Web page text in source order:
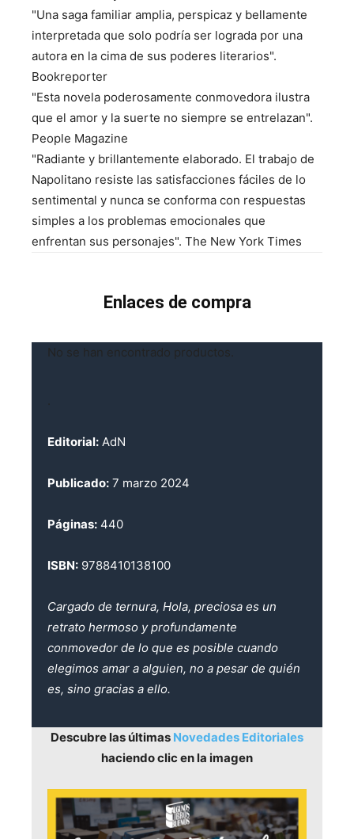
"Una saga familiar amplia, perspicaz y bellamente
interpretada que solo podría ser lograda por una
autora en la cima de sus poderes literarios".
Bookreporter
"Esta novela poderosamente conmovedora ilustra
que el amor y la suerte no siempre se entrelazan".
People Magazine
"Radiante y brillantemente elaborado. El trabajo de
Napolitano resiste las satisfacciones fáciles de lo
sentimental y nunca se conforma con respuestas
simples a los problemas emocionales que
enfrentan sus personajes". The New York Times
Enlaces de compra
No se han encontrado productos.
.
Editorial: AdN
Publicado: 7 marzo 2024
Páginas: 440
ISBN: 9788410138100
Cargado de ternura, Hola, preciosa es un
retrato hermoso y profundamente
conmovedor de lo que es posible cuando
elegimos amar a alguien, no a pesar de quién
es, sino gracias a ello.
Descubre las últimas Novedades Editoriales
haciendo clic en la imagen